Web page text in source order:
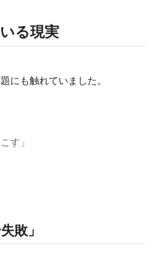
る現実
にも触れていました。
す」
敗」